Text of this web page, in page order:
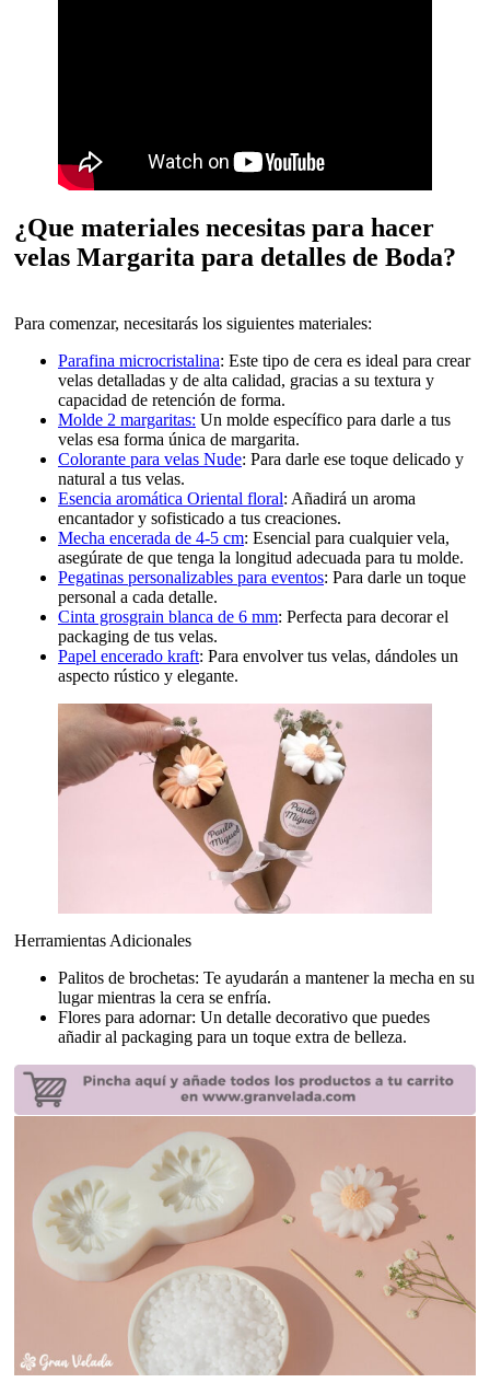
¿Que materiales necesitas para hacer
velas Margarita para detalles de Boda?
Para comenzar, necesitarás los siguientes materiales:
Parafina microcristalina: Este tipo de cera es ideal para crear
velas detalladas y de alta calidad, gracias a su textura y
capacidad de retención de forma.
Molde 2 margaritas: Un molde específico para darle a tus
velas esa forma única de margarita.
Colorante para velas Nude: Para darle ese toque delicado y
natural a tus velas.
Esencia aromática Oriental floral: Añadirá un aroma
encantador y sofisticado a tus creaciones.
Mecha encerada de 4-5 cm: Esencial para cualquier vela,
asegúrate de que tenga la longitud adecuada para tu molde.
Pegatinas personalizables para eventos: Para darle un toque
personal a cada detalle.
Cinta grosgrain blanca de 6 mm: Perfecta para decorar el
packaging de tus velas.
Papel encerado kraft: Para envolver tus velas, dándoles un
aspecto rústico y elegante.
Herramientas Adicionales
Palitos de brochetas: Te ayudarán a mantener la mecha en su
lugar mientras la cera se enfría.
Flores para adornar: Un detalle decorativo que puedes
añadir al packaging para un toque extra de belleza.